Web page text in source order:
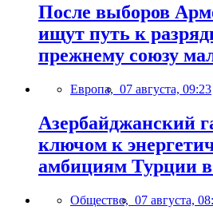
После выборов
ищут путь к
прежнему союзу
Европа, 07 августа, 09:23
Азербайджанский
ключом к
амбициям Турции
Общество, 07 августа,